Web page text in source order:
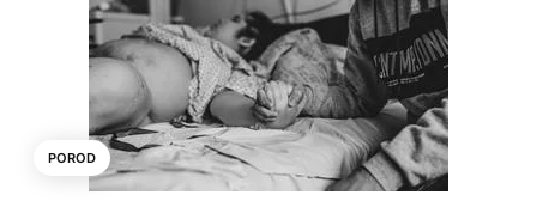
POROD